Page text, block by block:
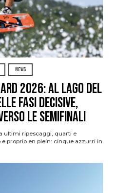
NEWS
2026: al Lago del
fasi decisive,
le semifinali
ultimi ripescaggi, quarti e
e proprio en plein: cinque azzurri in